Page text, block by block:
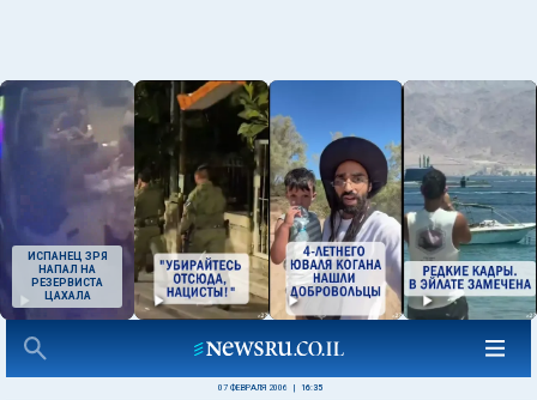
ИСПАНЕЦ ЗРЯ
НАПАЛ НА
РЕЗЕРВИСТА
ЦАХАЛА
07 ФЕВРАЛЯ 2006 16:35